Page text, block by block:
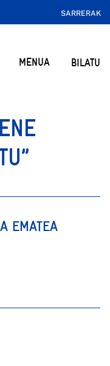
SARRERAK
MENUA BILATU
EMATEA